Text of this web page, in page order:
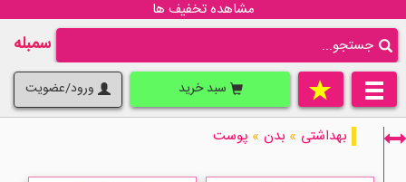
مشاهده تخفیف ها
سمبله
سبد خرید ورود/عضویت
بهداشتی » بدن » پوست